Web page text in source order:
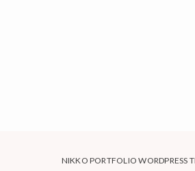
NIKKO PORTFOLIO WORDPRESS